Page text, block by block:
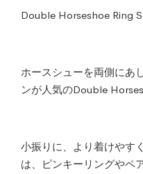
Double Horseshoe Ring
ホースシューを両側にあ
ンが人気のDouble
小振りに、より着けやす
は、ピンキーリングやペ